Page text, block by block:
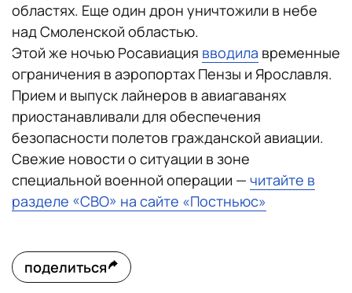
областях. Еще один дрон уничтожили в небе
над Смоленской областью.
Этой же ночью Росавиация вводила временные
ограничения в аэропортах Пензы и Ярославля.
Прием и выпуск лайнеров в авиагаванях
приостанавливали для обеспечения
безопасности полетов гражданской авиации.
Свежие новости о ситуации в зоне
специальной военной операции — читайте в
разделе «СВО» на сайте «Постньюс»
поделиться